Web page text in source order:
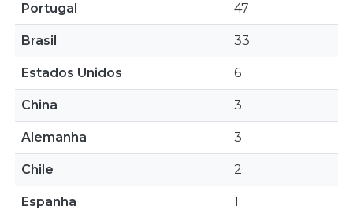
Portugal 47
Brasil 33
Estados Unidos 6
China 3
Alemanha 3
Chile 2
Espanha 1